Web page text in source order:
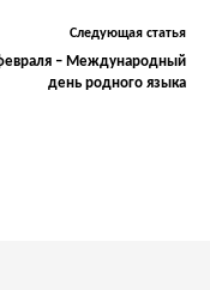
Следующая статья
– Международный
день родного языка